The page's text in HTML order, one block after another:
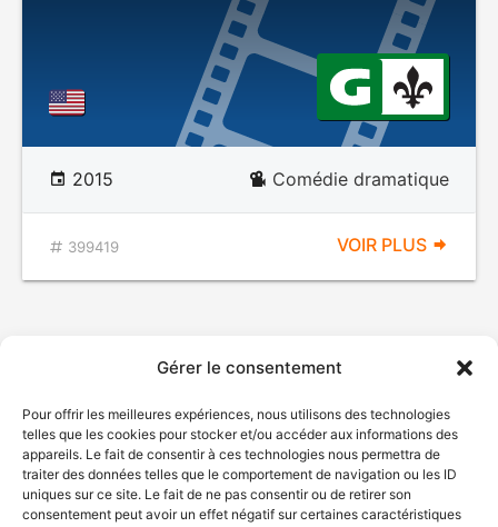
Gérer le consentement
Pour offrir les meilleures expériences, nous utilisons des technologies
telles que les cookies pour stocker et/ou accéder aux informations des
appareils. Le fait de consentir à ces technologies nous permettra de
traiter des données telles que le comportement de navigation ou les ID
uniques sur ce site. Le fait de ne pas consentir ou de retirer son
consentement peut avoir un effet négatif sur certaines caractéristiques
2015 Comédie dramatique
399419 VOIR PLUS